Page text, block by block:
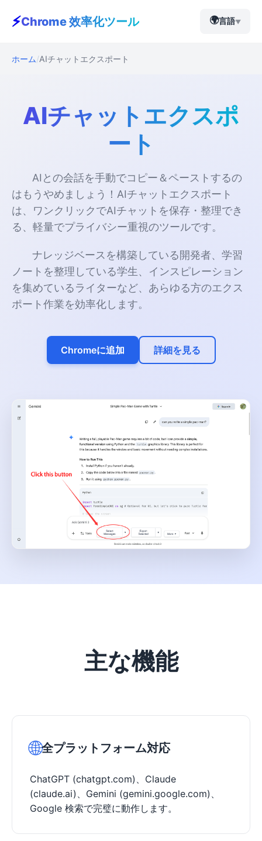
⚡Chrome 效率化ツール 🌍言語▼
ホーム AIチャットエクスポート
AIチャットエクスポ
ート
AIとの会話を手動でコピー＆ペーストするの
はもうやめましょう！AIチャットエクスポート
は、ワンクリックでAIチャットを保存・整理でき
る、軽量でプライバシー重視のツールです。
ナレッジベースを構築している開発者、学習
ノートを整理している学生、インスピレーション
を集めているライターなど、あらゆる方のエクス
ポート作業を効率化します。
Chromeに追加 詳細を見る
主な機能
🌐全プラットフォーム対応
ChatGPT (chatgpt.com)、Claude
(claude.ai)、Gemini (gemini.google.com)、
Google 検索で完璧に動作します。